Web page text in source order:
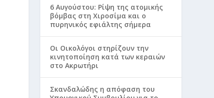
6 Αυγούστου: Ρίψη της ατομικής
βόμβας στη Χιροσίμα και ο
πυρηνικός εφιάλτης σήμερα
Οι Οικολόγοι στηρίζουν την
κινητοποίηση κατά των κεραιών
στο Ακρωτήρι
Σκανδαλώδης η απόφαση του